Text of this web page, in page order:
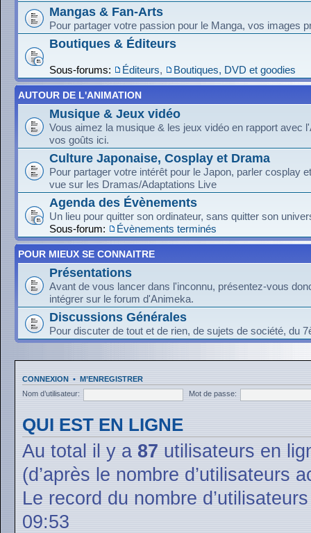
Mangas & Fan-Arts
Pour partager votre passion pour le Manga, vos images
Boutiques & Éditeurs
Sous-forums: Éditeurs, Boutiques, DVD et goodies
AUTOUR DE L'ANIMATION
Musique & Jeux vidéo
Vous aimez la musique & les jeux vidéo en rapport avec
vos goûts ici.
Culture Japonaise, Cosplay et Drama
Pour partager votre intérêt pour le Japon, parler cosplay
vue sur les Dramas/Adaptations Live
Agenda des Évènements
Un lieu pour quitter son ordinateur, sans quitter son
Sous-forum:
Évènements terminés
POUR MIEUX SE CONNAITRE
Présentations
Avant de vous lancer dans l'inconnu, présentez-vous
intégrer sur le forum d'Animeka.
Discussions Générales
Pour discuter de tout et de rien, de sujets de société, du
CONNEXION • M’ENREGISTRER
Nom d’utilisateur:
Mot de passe:
QUI EST EN LIGNE
Au total il y a 87 utilisateurs en
(d’après le nombre d’utilisateurs
Le record du nombre
09:53